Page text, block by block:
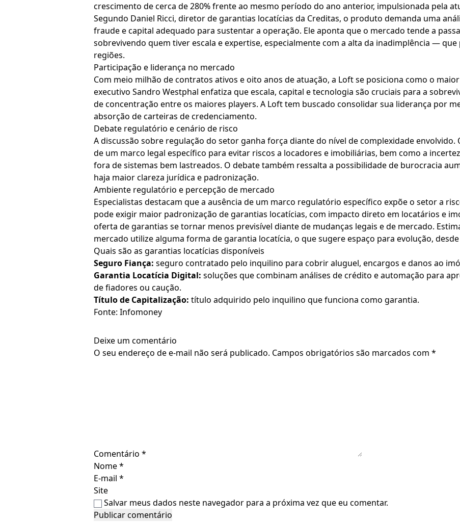
crescimento de cerca de 280% frente ao mesmo período do ano anterior, impulsionada pela
Segundo Daniel Ricci, diretor de garantias locatícias da Creditas, o produto demanda uma
fraude e capital adequado para sustentar a operação. Ele aponta que o mercado tende a
sobrevivendo quem tiver escala e expertise, especialmente com a alta da inadimplência — que
regiões.
Participação e liderança no mercado
Com meio milhão de contratos ativos e oito anos de atuação, a Loft se posiciona como o
executivo Sandro Westphal enfatiza que escala, capital e tecnologia são cruciais para a
de concentração entre os maiores players. A Loft tem buscado consolidar sua liderança por
absorção de carteiras de credenciamento.
Debate regulatório e cenário de risco
A discussão sobre regulação do setor ganha força diante do nível de complexidade envolvido.
de um marco legal específico para evitar riscos a locadores e imobiliárias, bem como a
fora de sistemas bem lastreados. O debate também ressalta a possibilidade de burocracia
haja maior clareza jurídica e padronização.
Ambiente regulatório e percepção de mercado
Especialistas destacam que a ausência de um marco regulatório específico expõe o setor a
pode exigir maior padronização de garantias locatícias, com impacto direto em locatários e
oferta de garantias se tornar menos previsível diante de mudanças legais e de mercado.
mercado utilize alguma forma de garantia locatícia, o que sugere espaço para evolução,
Quais são as garantias locatícias disponíveis
Seguro Fiança: seguro contratado pelo inquilino para cobrir aluguel, encargos e danos ao
Garantia Locatícia Digital: soluções que combinam análises de crédito e automação para
de fiadores ou caução.
Título de Capitalização: título adquirido pelo inquilino que funciona como garantia.
Fonte: Infomoney
Deixe um comentário
O seu endereço de e-mail não será publicado. Campos obrigatórios são marcados com *
Comentário *
Nome*
E-mail *
Site
Salvar meus dados neste navegador para a próxima vez que eu comentar.